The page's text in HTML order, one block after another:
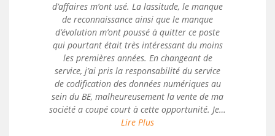
d’affaires m’ont usé. La lassitude, le manque
de reconnaissance ainsi que le manque
d’évolution m’ont poussé à quitter ce poste
qui pourtant était très intéressant du moins
les premières années. En changeant de
service, j’ai pris la responsabilité du service
de codification des données numériques au
sein du BE, malheureusement la vente de ma
société a coupé court à cette opportunité. Je…
Lire Plus« Jacques »